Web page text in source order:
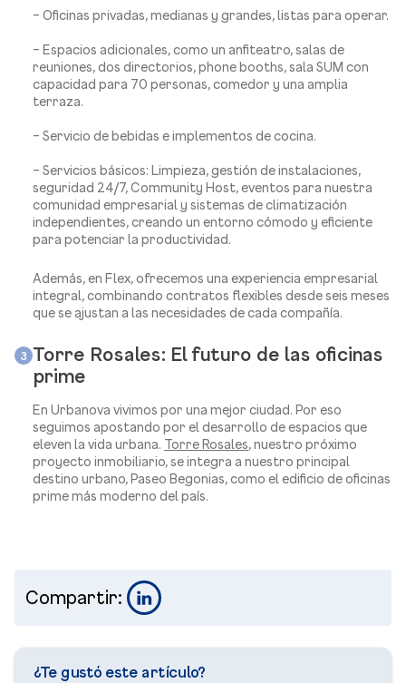
– Oficinas privadas, medianas y grandes, listas para operar.
– Espacios adicionales, como un anfiteatro, salas de
reuniones, dos directorios, phone booths, sala SUM con
capacidad para 70 personas, comedor y una amplia
terraza.
– Servicio de bebidas e implementos de cocina.
– Servicios básicos: Limpieza, gestión de instalaciones,
seguridad 24/7, Community Host, eventos para nuestra
comunidad empresarial y sistemas de climatización
independientes, creando un entorno cómodo y eficiente
para potenciar la productividad.
Además, en Flex, ofrecemos una experiencia empresarial
integral, combinando contratos flexibles desde seis meses
que se ajustan a las necesidades de cada compañía.
3 Torre Rosales: El futuro de las oficinas
prime
En Urbanova vivimos por una mejor ciudad. Por eso
seguimos apostando por el desarrollo de espacios que
eleven la vida urbana. Torre Rosales, nuestro próximo
proyecto inmobiliario, se integra a nuestro principal
destino urbano, Paseo Begonias, como el edificio de oficinas
prime más moderno del país.
Compartir:
¿Te gustó este artículo?